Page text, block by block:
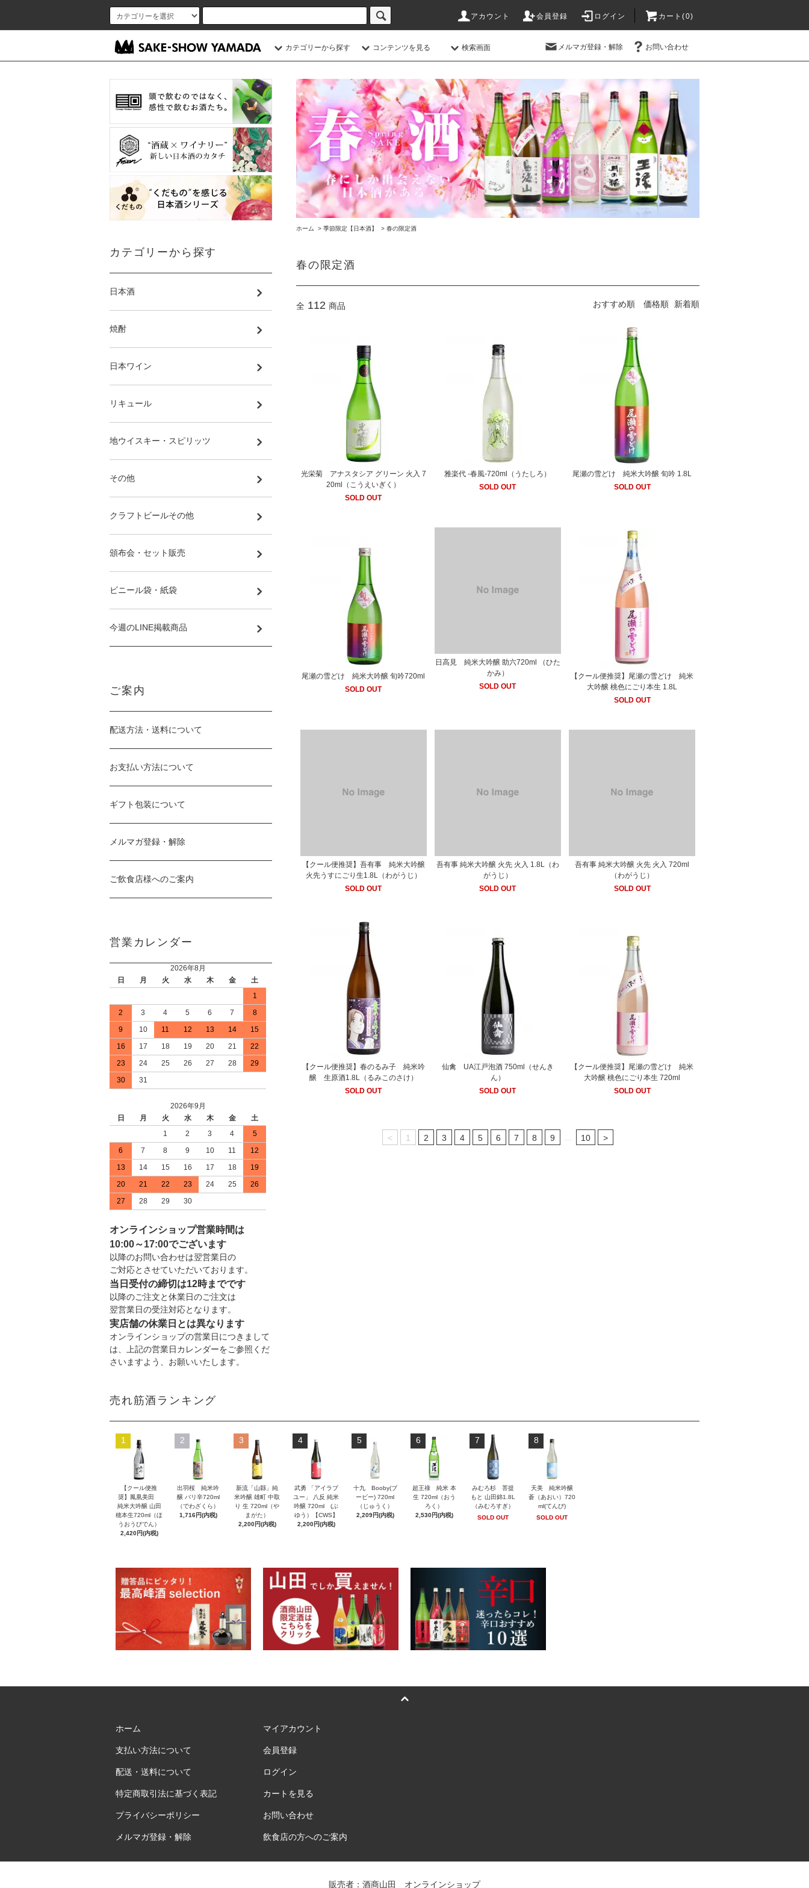
アカウント 会員登録 ログイン カート(0)
カテゴリーから探す コンテンツを見る 検索画面 メルマガ登録・解除 お問い合わせ
ホーム > 季節限定【日本酒】 > 春の限定酒
春の限定酒
全 112 商品 おすすめ順 価格順 新着順
光栄菊 アナスタシア グリーン 火入 7
20ml（こうえいぎく）
SOLD OUT
雅楽代 -春風-720ml（うたしろ）
SOLD OUT
尾瀬の雪どけ 純米大吟醸 旬吟 1.8L
SOLD OUT
尾瀬の雪どけ 純米大吟醸 旬吟720ml
SOLD OUT
日高見 純米大吟醸 助六720ml （ひた
かみ）
SOLD OUT
【クール便推奨】尾瀬の雪どけ 純米
大吟醸 桃色にごり本生 1.8L
SOLD OUT
【クール便推奨】吾有事 純米大吟醸
火先うすにごり生1.8L（わがうじ）
SOLD OUT
吾有事 純米大吟醸 火先 火入 1.8L（わ
がうじ）
SOLD OUT
吾有事 純米大吟醸 火先 火入 720ml
（わがうじ）
SOLD OUT
【クール便推奨】春のるみ子 純米吟
醸 生原酒1.8L（るみこのさけ）
SOLD OUT
仙禽 UA江戸泡酒 750ml（せんき
ん）
SOLD OUT
【クール便推奨】尾瀬の雪どけ 純米
大吟醸 桃色にごり本生 720ml
SOLD OUT
< 1 2 3 4 5 6 7 8 9 10 >
カテゴリーから探す
日本酒
焼酎
日本ワイン
リキュール
地ウイスキー・スピリッツ
その他
クラフトビールその他
頒布会・セット販売
ビニール袋・紙袋
今週のLINE掲載商品
ご案内
配送方法・送料について
お支払い方法について
ギフト包装について
メルマガ登録・解除
ご飲食店様へのご案内
営業カレンダー
2026年8月
日
月 火 水 木 金
土
1
2
3 4 5 6 7
8
9
10 11 12 13 14
15
16
17 18 19 20 21
22
23
24 25 26 27 28
29
30
31
2026年9月
日
月 火 水 木 金
土
1
2 3 4
5
6
7 8 9 10 11
12
13
14 15 16 17 18
19
20
21 22 23 24 25
26
27
28 29 30
オンラインショップ営業時間は
10:00～17:00でございます
以降のお問い合わせは翌営業日の
ご対応とさせていただいております。
当日受付の締切は12時までです
以降のご注文と休業日のご注文は
翌営業日の受注対応となります。
実店舗の休業日とは異なります
オンラインショップの営業日につきまして
は、上記の営業日カレンダーをご参照くだ
さいますよう、お願いいたします。
売れ筋酒ランキング
1
【クール便推
奨】鳳凰美田
純米大吟醸 山田
穂本生720ml（ほ
うおうびでん）
2,420円(内税)
2
出羽桜 純米吟
醸 バリ辛720ml
（でわざくら）
1,716円(内税)
3
新流「山縣」純
米吟醸 雄町 中取
り 生 720ml（や
まがた）
2,200円(内税)
4
武勇 「アイラブ
ユー」 八反 純米
吟醸 720ml (ぶ
ゆう）【CWS】
2,200円(内税)
5
十九 Booby(ブ
ービー) 720ml
（じゅうく）
2,209円(内税)
6
超王祿 純米 本
生 720ml（おう
ろく）
2,530円(内税)
7
みむろ杉 菩提
もと 山田錦1.8L
（みむろすぎ）
SOLD OUT
8
天美 純米吟醸
蒼（あおい）720
ml(てんび)
SOLD OUT
ホーム
支払い方法について
配送・送料について
特定商取引法に基づく表記
プライバシーポリシー
メルマガ登録・解除
マイアカウント
会員登録
ログイン
カートを見る
お問い合わせ
飲食店の方へのご案内
販売者：酒商山田 オンラインショップ